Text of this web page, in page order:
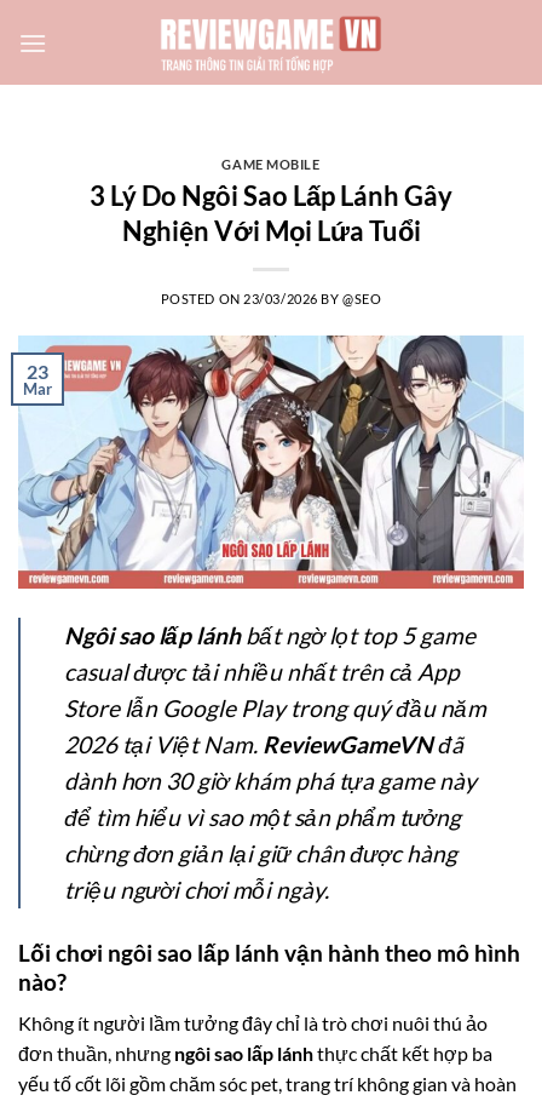
GAME MOBILE
3 Lý Do Ngôi Sao Lấp Lánh Gây
Nghiện Với Mọi Lứa Tuổi
POSTED ON 23/03/2026 BY@SEO
23
Mar
Ngôi sao lấp lánhbất ngờ lọt top 5 game
casual được tải nhiều nhất trên cả App
Store lẫn Google Play trong quý đầu năm
2026 tại Việt Nam. ReviewGameVNđã
dành hơn 30 giờ khám phá tựa game này
để tìm hiểu vì sao một sản phẩm tưởng
chừng đơn giản lại giữ chân được hàng
triệu người chơi mỗi ngày.
Lối chơi ngôi sao lấp lánh vận hành theo mô hình
nào?
Không ít người lầm tưởng đây chỉ là trò chơi nuôi thú ảo
đơn thuần, nhưng ngôi sao lấp lánhthực chất kết hợp ba
yếu tố cốt lõi gồm chăm sóc pet, trang trí không gian và hoàn